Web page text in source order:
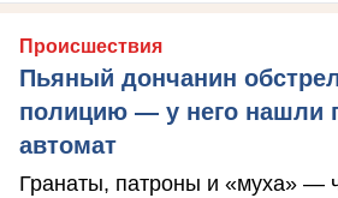
Происшествия
Пьяный дончанин
полицию — у него нашли
автомат
Гранаты, патроны и «муха» —